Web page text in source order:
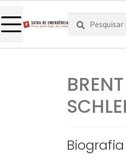
Pesquisar
por:
Pesquisa
BRENT
Biografia